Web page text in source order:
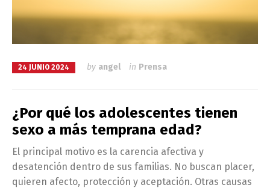
24 JUNIO 2024 by angel in Prensa
¿Por qué los adolescentes tienen
sexo a más temprana edad?
El principal motivo es la carencia afectiva y
desatención dentro de sus familias. No buscan placer,
quieren afecto, protección y aceptación. Otras causas